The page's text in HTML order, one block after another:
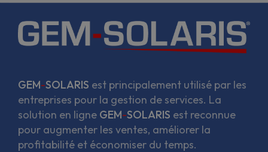
GEM-SOLARIS est principalement utilisé par les
entreprises pour la gestion de services. La
solution en ligne GEM-SOLARIS est reconnue
pour augmenter les ventes, améliorer la
profitabilité et économiser du temps.